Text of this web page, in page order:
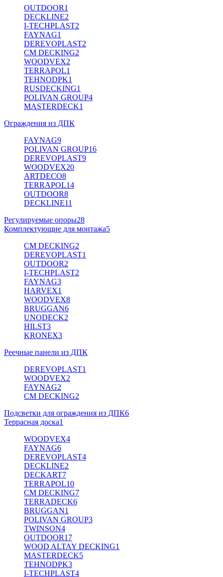
OUTDOOR1
DECKLINE2
I-TECHPLAST2
FAYNAG1
DEREVOPLAST2
CM DECKING2
WOODVEX2
TERRAPOL1
TEHNODPK1
RUSDECKING1
POLIVAN GROUP4
MASTERDECK1
Ограждения из ДПК
FAYNAG9
POLIVAN GROUP16
DEREVOPLAST9
WOODVEX20
ARTDECO8
TERRAPOL14
OUTDOOR8
DECKLINE11
Регулируемые опоры28
Комплектующие для монтажа5
CM DECKING2
DEREVOPLAST1
OUTDOOR2
I-TECHPLAST2
FAYNAG3
HARVEX1
WOODVEX8
BRUGGAN6
UNODECK2
HILST3
KRONEX3
Реечные панели из ДПК
DEREVOPLAST1
WOODVEX2
FAYNAG2
CM DECKING2
Подсветки для ограждения из ДПК6
Террасная доска1
WOODVEX4
FAYNAG6
DEREVOPLAST4
DECKLINE2
DECKART7
TERRAPOL10
CM DECKING7
TERRADECK6
BRUGGAN1
POLIVAN GROUP3
TWINSON4
OUTDOOR17
WOOD ALTAY DECKING1
MASTERDECK5
TEHNODPK3
I-TECHPLAST4